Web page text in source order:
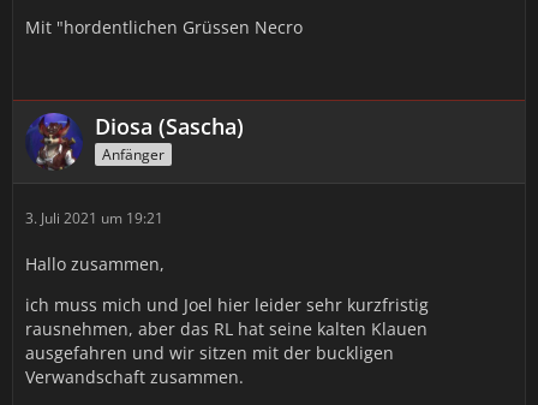
Mit "hordentlichen Grüssen Necro
Diosa (Sascha)
Anfänger
3. Juli 2021 um 19:21
Hallo zusammen,
ich muss mich und Joel hier leider sehr kurzfristig
rausnehmen, aber das RL hat seine kalten Klauen
ausgefahren und wir sitzen mit der buckligen
Verwandschaft zusammen.